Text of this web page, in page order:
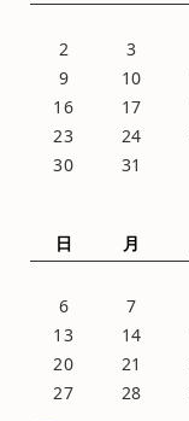
2
3
9
10
16
17
23
24
30
31
日
月
6
7
13
14
20
21
27
28